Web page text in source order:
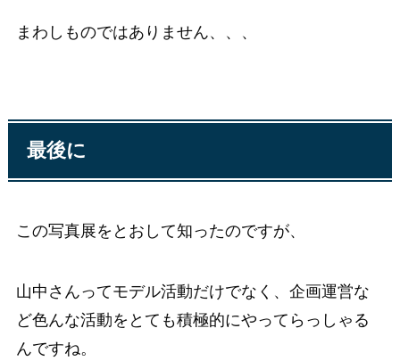
まわしものではありません、、、
最後に
この写真展をとおして知ったのですが、
山中さんってモデル活動だけでなく、企画運営な
ど色んな活動をとても積極的にやってらっしゃる
んですね。